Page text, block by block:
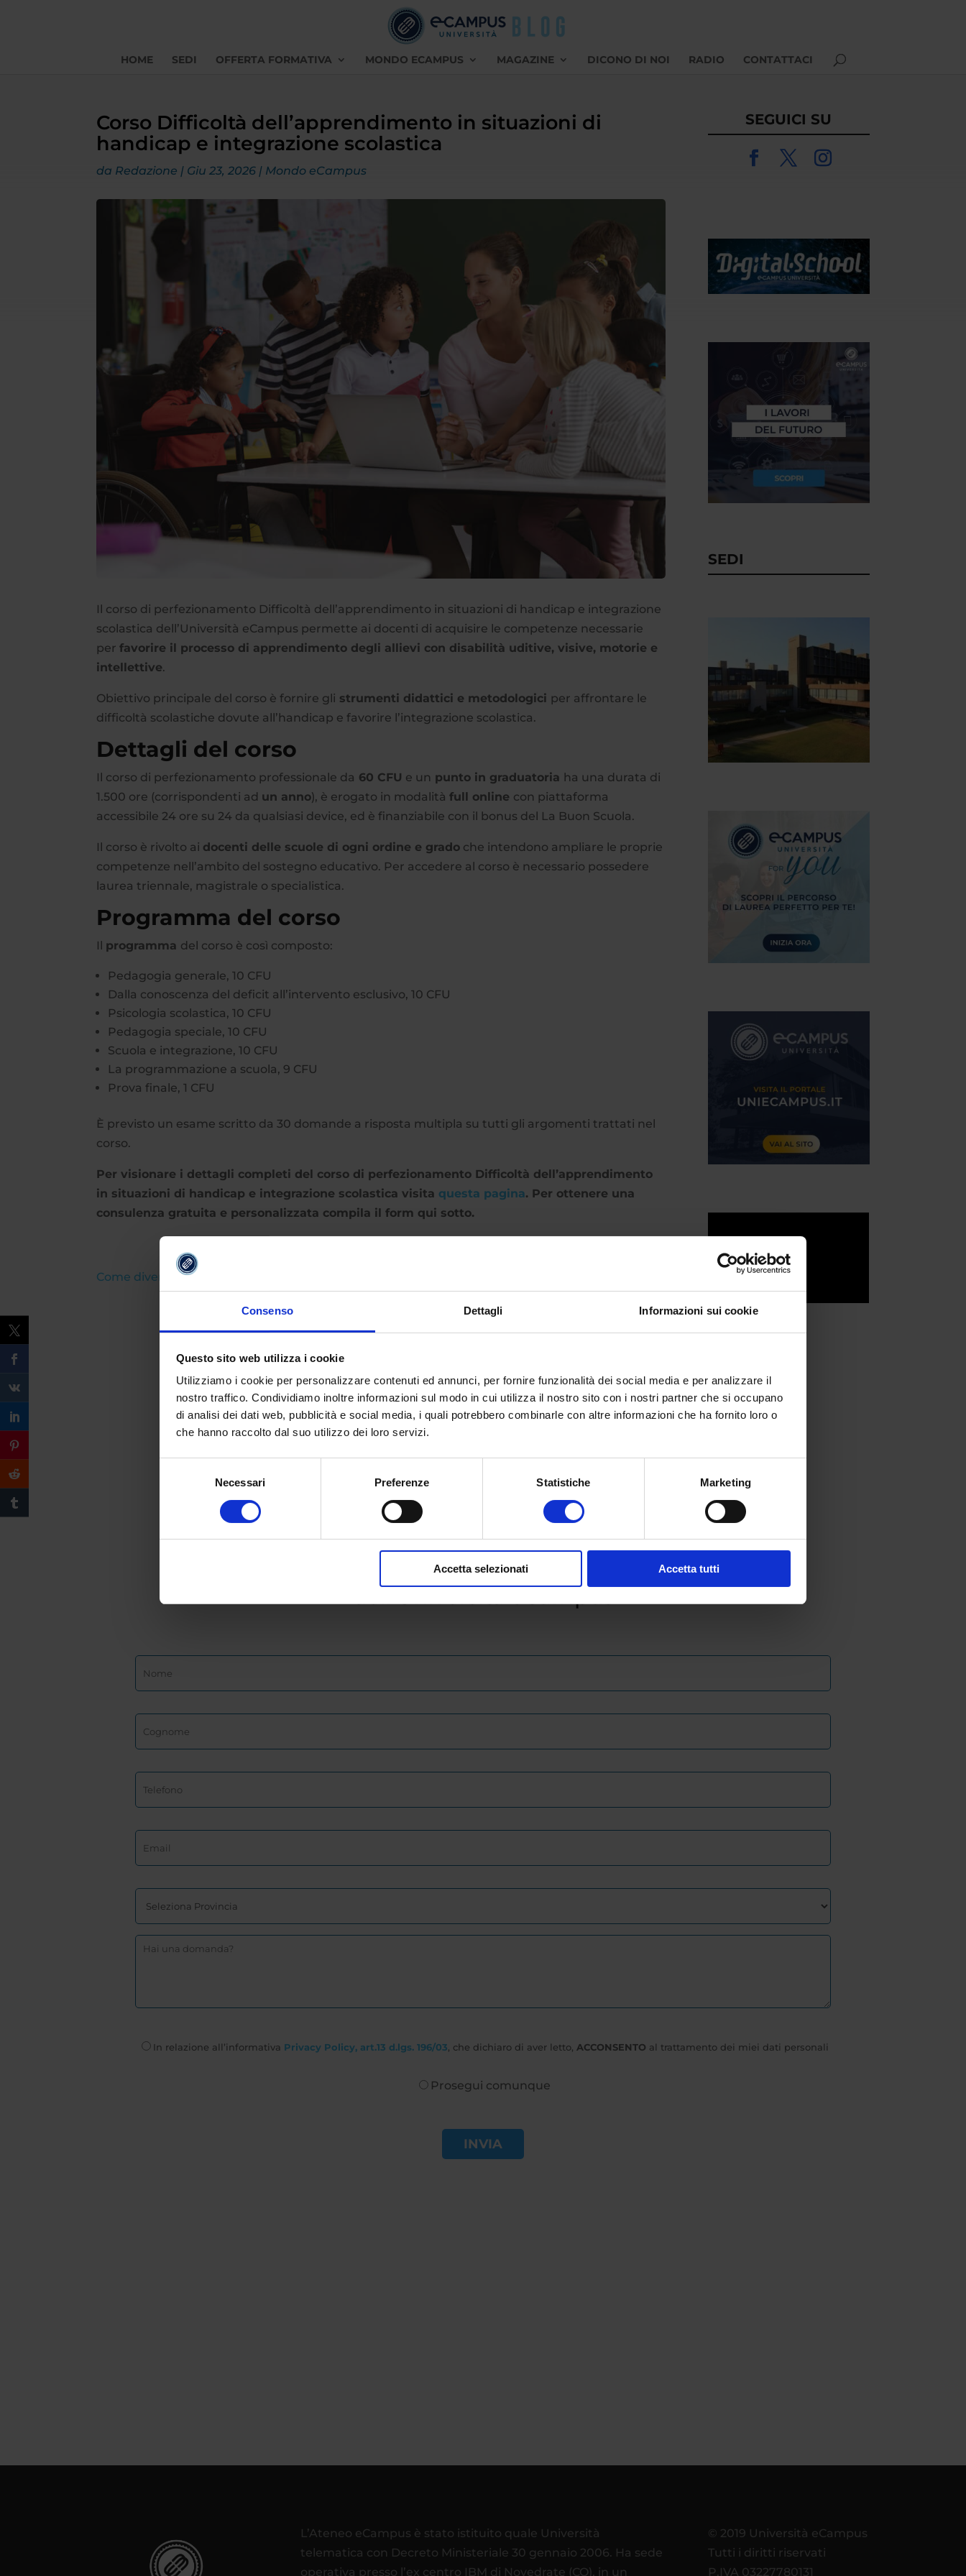
Consenso Dettagli Informazioni sui cookie
Questo sito web utilizza i cookie
Utilizziamo i cookie per personalizzare contenuti ed annunci, per fornire funzionalità dei social media e per analizzare il
nostro traffico. Condividiamo inoltre informazioni sul modo in cui utilizza il nostro sito con i nostri partner che si occupano
di analisi dei dati web, pubblicità e social media, i quali potrebbero combinarle con altre informazioni che ha fornito loro o
che hanno raccolto dal suo utilizzo dei loro servizi.
Necessari Preferenze Statistiche Marketing
Accetta selezionati Accetta tutti
HOME SEDI OFFERTA FORMATIVA MONDO ECAMPUS MAGAZINE DICONO DI NOI RADIO CONTATTACI
Corso Difficoltà dell’apprendimento in situazioni di
handicap e integrazione scolastica
da Redazione | Giu 23, 2026 | Mondo eCampus
Il corso di perfezionamento Difficoltà dell’apprendimento in situazioni di handicap e integrazione
scolastica dell’Università eCampus permette ai docenti di acquisire le competenze necessarie
perfavorire il processo di apprendimento degli allievi con disabilità uditive, visive, motorie e
intellettive.
Obiettivo principale del corso è fornire gli strumenti didattici e metodologici per affrontare le
difficoltà scolastiche dovute all’handicap e favorire l’integrazione scolastica.
Dettagli del corso
Il corso di perfezionamento professionale da 60 CFU e un punto in graduatoria ha una durata di
1.500 ore (corrispondenti ad un anno), è erogato in modalitàfull online con piattaforma
accessibile 24 ore su 24 da qualsiasi device, ed è finanziabile con il bonus del La Buon Scuola.
Il corso è rivolto ai docenti delle scuole di ogni ordine e grado che intendono ampliare le proprie
competenze nell’ambito del sostegno educativo. Per accedere al corso è necessario possedere
laurea triennale, magistrale o specialistica.
Programma del corso
Il programma del corso è così composto:
Pedagogia generale, 10 CFU
Dalla conoscenza del deficit all’intervento esclusivo, 10 CFU
Psicologia scolastica, 10 CFU
Pedagogia speciale, 10 CFU
Scuola e integrazione, 10 CFU
La programmazione a scuola, 9 CFU
Prova finale, 1 CFU
È previsto un esame scritto da 30 domande a risposta multipla su tutti gli argomenti trattati nel
corso.
Per visionare i dettagli completi del corso di perfezionamento Difficoltà dell’apprendimento
in situazioni di handicap e integrazione scolastica visita questa pagina. Per ottenere una
consulenza gratuita e personalizzata compila il form qui sotto.
Come diventare
SEGUICI SU
SEDI
Compila il form e richiedi informazioni sull’offerta formativa
dell’Università eCampus
In relazione all’informativa Privacy Policy, art.13 d.lgs. 196/03 , che dichiaro di aver letto, ACCONSENTO al trattamento dei miei dati personali
Prosegui comunque
L’Ateneo eCampus è stato istituito quale Università
telematica con Decreto Ministeriale 30 gennaio 2006. Ha sede
operativa presso l’ex centro IBM di Novedrate (CO), in un
© 2019 Università eCampus
Tutti i diritti riservati
P.IVA 03227780131